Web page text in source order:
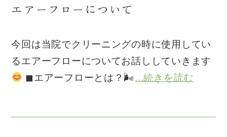
エアーフローについて
今回は当院でクリーニングの時に使用してい
るエアーフローについてお話ししていきます
◼︎エアーフローとは？🌬...続きを読む